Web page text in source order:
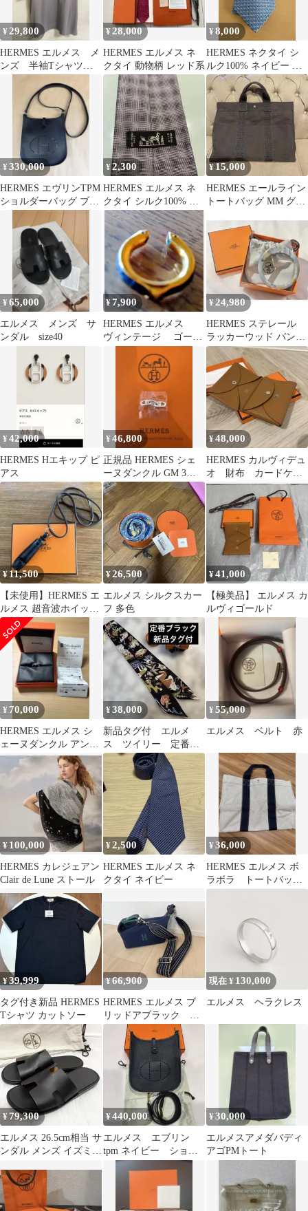
¥ 29,800
HERMES エルメス メ
ンズ 半袖Tシャツ
¥28,000
HERMES エルメス ネ
クタイ 動物柄 レッド系
¥8,000
HERMES ネクタイ シ
ルク100% ネイビー 総
柄
¥330,000
HERMES エヴリンTPM
ショルダーバッグ ブラ
¥2,300
HERMES エルメス ネ
クタイ シルク100% チ
ェック柄
¥ 15,000
HERMES エールライン
トートバッグ MM グレ
¥65,000
エルメス メンズ サ
ンダル size40
¥7,900
HERMES エルメス
ヴィンテージ ゴール
プンリング
¥ 24,980
HERMES ステレール
ラッカーウッド バング
ル ブレスレット 箱・保
存袋付き
¥42,000
HERMES Hエキップ ピ
アス
¥46,800
正規品 HERMES シェ
ーヌダンクル GM 3コ
マ 修理明細あり
¥48,000
HERMES カルヴィデュ
オ 財布 カードケー
ス コインケース
¥11,500
【未使用】HERMES エ
ルメス 超音波ホイッス
ル ネックレス
¥26,500
エルメス シルクスカー
フ 多色
¥41,000
【極美品】 エルメス カ
ルヴィゴールド
¥ 70,000
HERMES エルメス シ
ェーヌダンクル アンシ
ェネ リング
¥38,000
新品タグ付 エルメ
ス ツイリー 定番ブ
ラック 2026AW
¥55,000
エルメス ベルト 赤
¥ 100,000
HERMES カレジェアン
Clair de Lune ストール
¥2,500
HERMES エルメス ネ
クタイ ネイビー
¥36,000
HERMES エルメス ボ
ラボラ トートバック
¥39,999
タグ付き新品 HERMES
Tシャツ カットソー
¥66,900
HERMES エルメス ブ
リッドアブラック ス
トラップ（非正規品）
現在 ¥ 130,000
エルメス ヘラクレス
¥ 79,300
エルメス 26.5cm相当 サ
ンダル メンズ イズミー
替
¥440,000
エルメス エブリン
tpm ネイビー ショー
トストラップ
¥30,000
エルメスアメダバディ
アゴPMトート